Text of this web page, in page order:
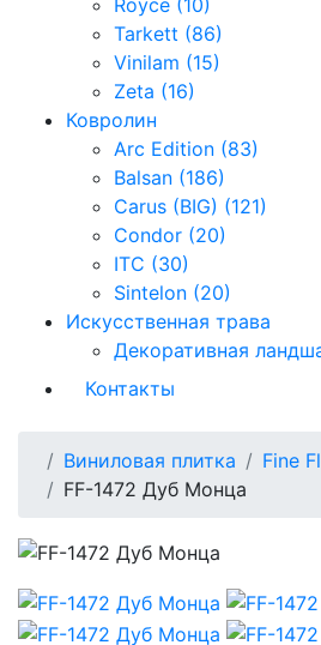
Tarkett (86)
Vinilam (15)
Zeta (16)
Ковролин
Arc Edition (83)
Balsan (186)
Carus (BIG) (121)
Condor (20)
ITC (30)
Sintelon (20)
Искусственная трава
Декоративная
Контакты
Виниловая плитка Fine
FF-1472 Дуб Монца